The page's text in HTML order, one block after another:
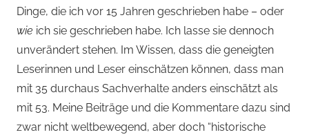
Dinge, die ich vor 15 Jahren geschrieben habe – oder
wie ich sie geschrieben habe. Ich lasse sie dennoch
unverändert stehen. Im Wissen, dass die geneigten
Leserinnen und Leser einschätzen können, dass man
mit 35 durchaus Sachverhalte anders einschätzt als
mit 53. Meine Beiträge und die Kommentare dazu sind
zwar nicht weltbewegend, aber doch “historische